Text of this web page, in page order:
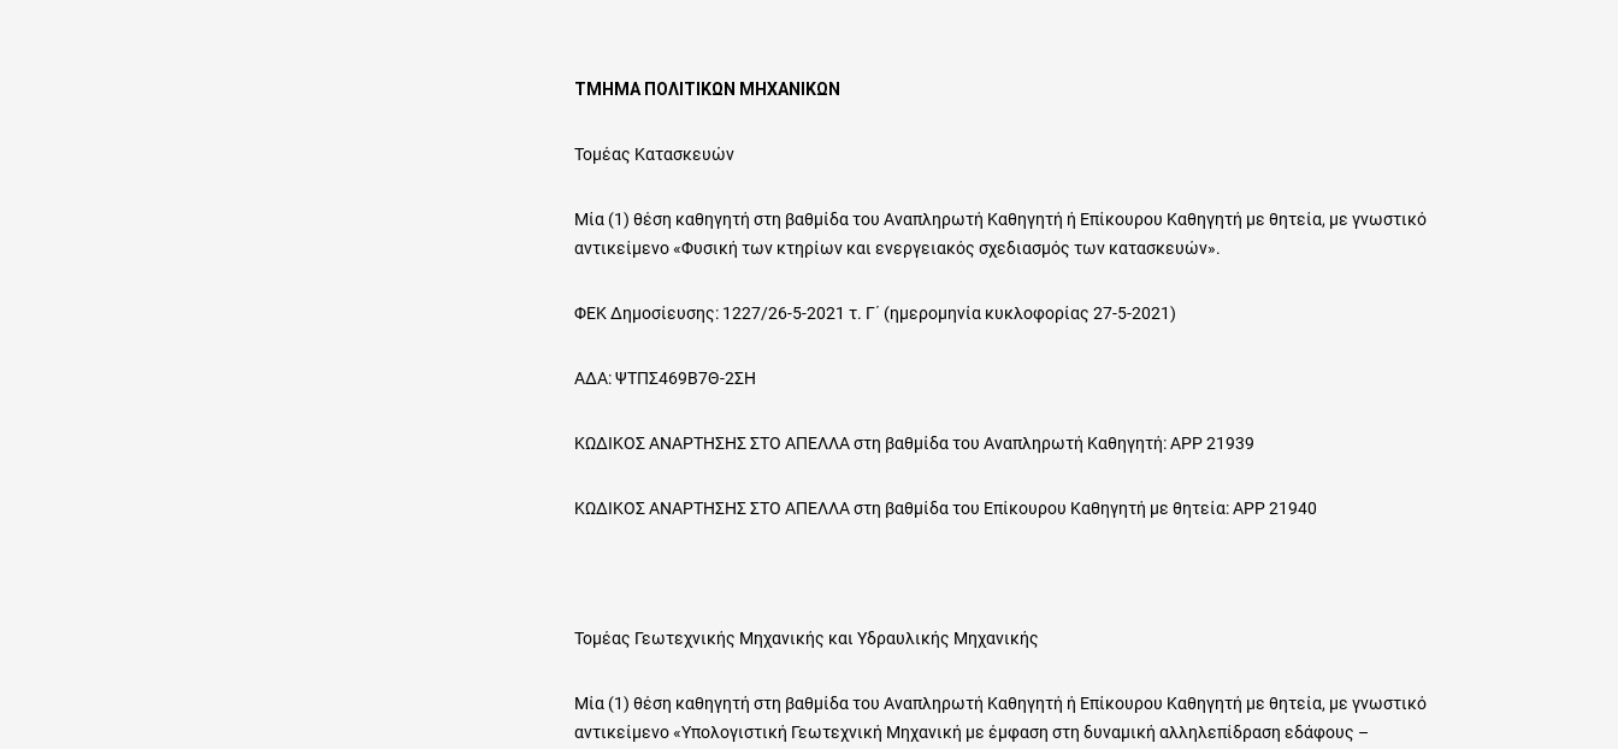
ΤΜΗΜΑ ΠΟΛΙΤΙΚΩΝ ΜΗΧΑΝΙΚΩΝ
Τομέας Κατασκευών
Μία (1) θέση καθηγητή στη βαθμίδα του Αναπληρωτή Καθηγητή ή Επίκουρου Καθηγητή με θητεία, με γνωστικό
αντικείμενο «Φυσική των κτηρίων και ενεργειακός σχεδιασμός των κατασκευών».
ΦΕΚ Δημοσίευσης: 1227/26-5-2021 τ. Γ΄ (ημερομηνία κυκλοφορίας 27-5-2021)
ΑΔΑ: ΨΤΠΣ469Β7Θ-2ΣΗ
ΚΩΔΙΚΟΣ ΑΝΑΡΤΗΣΗΣ ΣΤΟ ΑΠΕΛΛΑ στη βαθμίδα του Αναπληρωτή Καθηγητή: ΑΡΡ 21939
ΚΩΔΙΚΟΣ ΑΝΑΡΤΗΣΗΣ ΣΤΟ ΑΠΕΛΛΑ στη βαθμίδα του Επίκουρου Καθηγητή με θητεία: ΑΡΡ 21940
Τομέας Γεωτεχνικής Μηχανικής και Υδραυλικής Μηχανικής
Μία (1) θέση καθηγητή στη βαθμίδα του Αναπληρωτή Καθηγητή ή Επίκουρου Καθηγητή με θητεία, με γνωστικό
αντικείμενο «Υπολογιστική Γεωτεχνική Μηχανική με έμφαση στη δυναμική αλληλεπίδραση εδάφους –